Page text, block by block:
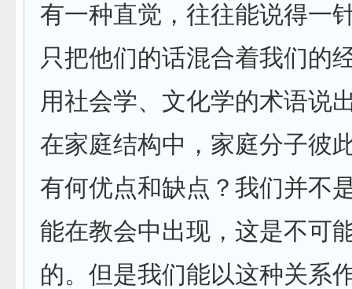
有一种直觉，往往能说得一
只把他们的话混合着我们的
用社会学、文化学的术语说
在家庭结构中，家庭分子彼
有何优点和缺点？我们并不
能在教会中出现，这是不可
的。但是我们能以这种关系